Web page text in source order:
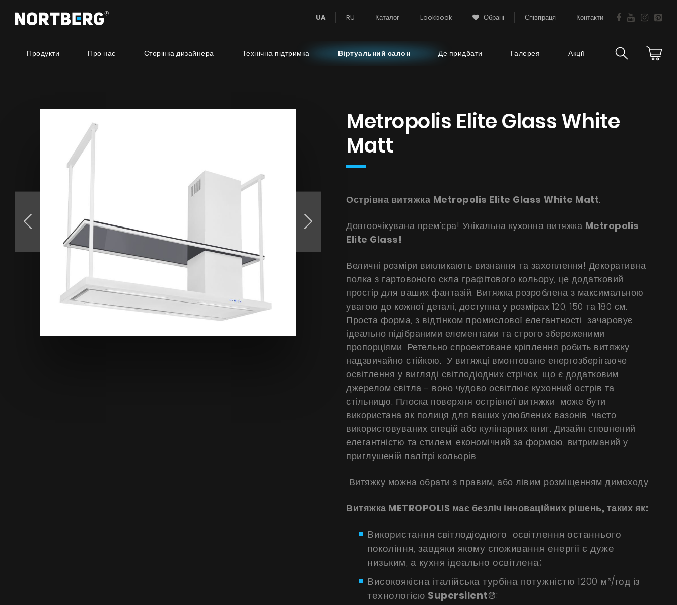
UA RU Каталог Lookbook Обрані Співпраця Контакти
Продукти
Витяжки Острівні
Витяжки Вбудовані
Витяжки Рустикальні
Витяжки Стельові
Витяжки Циліндричні
Витяжки Повновбудовані
Витяжки Інтегровані
Аксесуари
Взірці кольорів
Витяжки з турбіною за межами
кухнної кімнати
Про нас Сторінка дизайнера Технічна підтримка
БАЧИТИ ВСЕ
FAQ
Віртуальний салон Де придбати Галерея Акції
Metropolis Elite Glass White
Matt
Острівна витяжка Metropolis Elite Glass White Matt.
Довгоочікувана прем'єра! Унікальна кухонна витяжка Metropolis
Elite Glass!
Величні розміри викликають визнання та захоплення! Декоративна
полка з гартовоного скла графітового кольору, це додатковий
простір для ваших фантазій. Витяжка розроблена з максимальною
увагою до кожної деталі, доступна у розмірах 120, 150 та 180 см.
Проста форма, з відтінком промислової елегантності зачаровує
ідеально підібраними елементами та строго збереженими
пропорціями. Ретельно спроектоване кріплення робить витяжку
надзвичайно стійкою. У витяжці вмонтоване енергозберігаюче
освітлення у вигляді світлодіодних стрічок, що є додатковим
джерелом світла - воно чудово освітлює кухонний острів та
стільницю. Плоска поверхня острівної витяжки може бути
використана як полиця для ваших улюблених вазонів, часто
використовуваних спецій або кулінарних книг. Дизайн сповнений
елегантністю та стилем, економічний за формою, витриманий у
приглушеній палітрі кольорів.
Витяжку можна обрати з правим, або лівим розміщенням димоходу.
Витяжка METROPOLIS має безліч інноваційних рішень, таких як:
Використання світлодіодного освітлення останнього
покоління, завдяки якому споживання енергії є дуже
низьким, а кухня ідеально освітлена;
Високоякісна італійська турбіна потужністю 1200 м³/год із
технологією Supersilent®;